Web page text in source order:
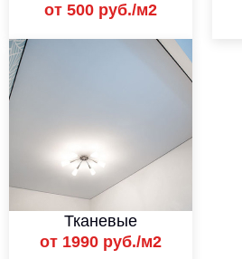
от 500 руб./м2
Тканевые
от 1990 руб./м2